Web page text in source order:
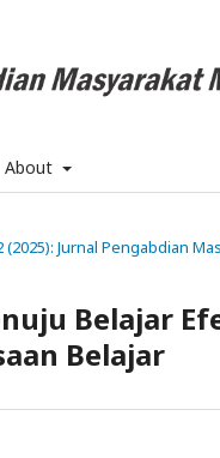
About
(2025): Jurnal Pengabdian
Belajar
Belajar